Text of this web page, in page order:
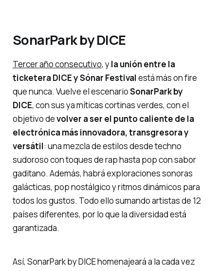
SonarPark by DICE
Tercer año consecutivo, yla unión entre la
ticketera DICE y Sónar Festivalestá máson fire
que nunca. Vuelve el escenarioSonarPark by
DICE, con sus ya míticas cortinas verdes, con el
objetivo devolver a ser el punto caliente de la
electrónica más innovadora, transgresora y
versátil: una mezcla de estilos desde techno
sudoroso con toques de rap hasta pop con sabor
gaditano. Además, habrá exploraciones sonoras
galácticas, pop nostálgico y ritmos dinámicos para
todos los gustos. Todo ello sumando artistas de 12
países diferentes, por lo que la diversidad está
garantizada.
Así, SonarPark by DICEhomenajeará a la cada vez